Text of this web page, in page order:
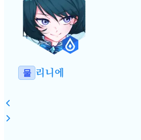
물 리니에